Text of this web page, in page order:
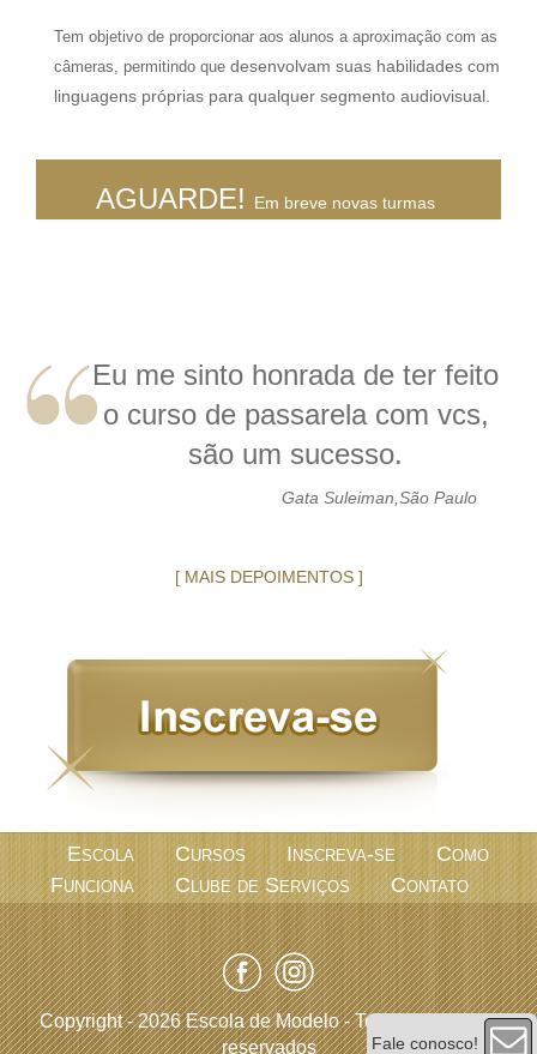
Fale conosco!
Tem objetivo de proporcionar aos alunos a aproximação com as
câmeras, permitindo que desenvolvam suas habilidades com
linguagens próprias para qualquer segmento audiovisual.
AGUARDE! Em breve novas turmas
Eu me sinto honrada de ter feito
o curso de passarela com vcs,
são um sucesso.
Gata Suleiman,São Paulo
[ MAIS DEPOIMENTOS ]
Escola Cursos Inscreva-se
Como
Funciona
Clube de Serviços Contato
Copyright - 2026 Escola de Modelo - Todos os direitos
reservados